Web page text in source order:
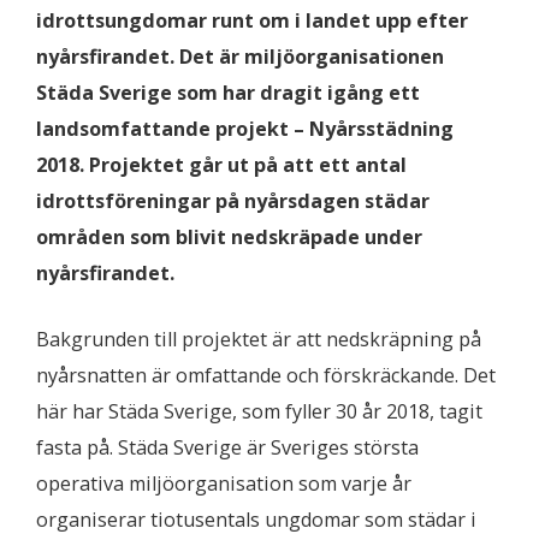
idrottsungdomar runt om i landet upp efter
nyårsfirandet. Det är miljöorganisationen
Städa Sverige som har dragit igång ett
landsomfattande projekt – Nyårsstädning
2018. Projektet går ut på att ett antal
idrottsföreningar på nyårsdagen städar
områden som blivit nedskräpade under
nyårsfirandet.
Bakgrunden till projektet är att nedskräpning på
nyårsnatten är omfattande och förskräckande. Det
här har Städa Sverige, som fyller 30 år 2018, tagit
fasta på. Städa Sverige är Sveriges största
operativa miljöorganisation som varje år
organiserar tiotusentals ungdomar som städar i